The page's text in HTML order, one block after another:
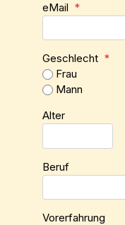
eMail *
Geschlecht *
Frau
Mann
Alter
Beruf
Vorerfahrung